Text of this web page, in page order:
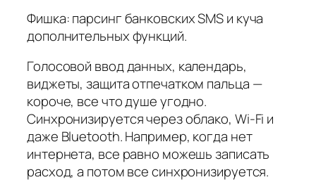
Фишка: парсинг банковских SMS и куча
дополнительных функций.
Голосовой ввод данных, календарь,
виджеты, защита отпечатком пальца —
короче, все что душе угодно.
Синхронизируется через облако, Wi-Fi и
даже Bluetooth. Например, когда нет
интернета, все равно можешь записать
расход, а потом все синхронизируется.